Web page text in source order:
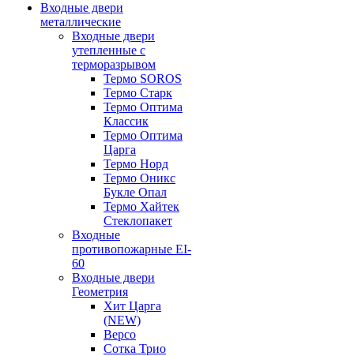
Входные двери
металлические
Входные двери
утепленные с
терморазрывом
Термо SOROS
Термо Старк
Термо Оптима
Классик
Термо Оптима
Царга
Термо Норд
Термо Оникс
Букле Опал
Термо Хайтек
Стеклопакет
Входные
противопожарные EI-
60
Входные двери
Геометрия
Хит Царга
(NEW)
Версо
Сотка Трио